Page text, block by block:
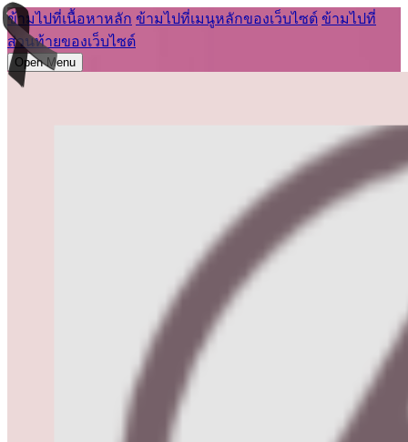
ข้ามไปที่เนื้อหาหลัก ข้ามไปที่เมนูหลักของเว็บไซต์ ข้ามไปที่
ส่วนท้ายของเว็บไซต์
Open Menu